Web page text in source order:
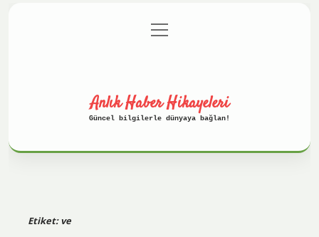
Gizlilik Politikası
menüyü
aç
Anlık Haber Hikayeleri
Güncel bilgilerle dünyaya bağlan!
Etiket:ve